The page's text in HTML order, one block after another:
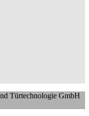
Türtechnologie GmbH